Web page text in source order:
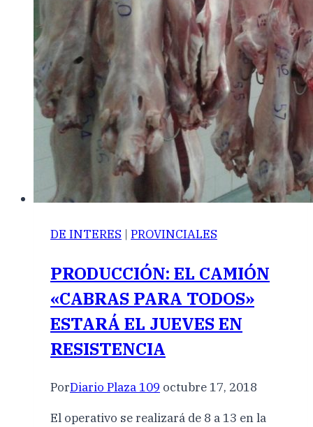
DE INTERES | PROVINCIALES
PRODUCCIÓN: EL CAMIÓN
«CABRAS PARA TODOS»
ESTARÁ EL JUEVES EN
RESISTENCIA
PorDiario Plaza 109 octubre 17, 2018
El operativo se realizará de 8 a 13 en la